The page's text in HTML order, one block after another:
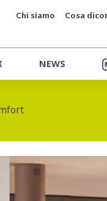
NEWS
Chi siamo Cosa